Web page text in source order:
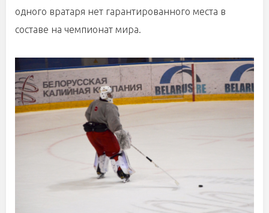
одного вратаря нет гарантированного места в
составе на чемпионат мира.